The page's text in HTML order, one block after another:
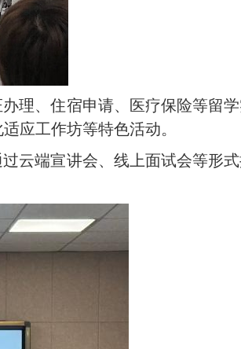
理、住宿申请、医疗保险等留
应工作坊等特色活动。
云端宣讲会、线上面试会等形